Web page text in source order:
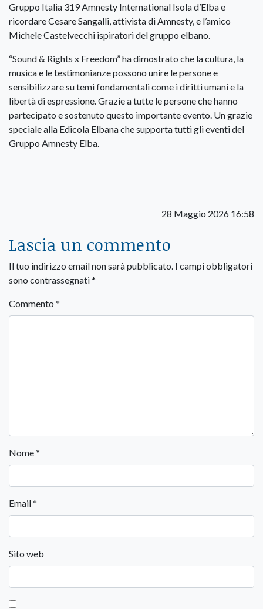
Gruppo Italia 319 Amnesty International Isola d’Elba e
ricordare Cesare Sangalli, attivista di Amnesty, e l’amico
Michele Castelvecchi ispiratori del gruppo elbano.
“Sound & Rights x Freedom” ha dimostrato che la cultura, la
musica e le testimonianze possono unire le persone e
sensibilizzare su temi fondamentali come i diritti umani e la
libertà di espressione. Grazie a tutte le persone che hanno
partecipato e sostenuto questo importante evento. Un grazie
speciale alla Edicola Elbana che supporta tutti gli eventi del
Gruppo Amnesty Elba.
28 Maggio 2026 16:58
Lascia un commento
Il tuo indirizzo email non sarà pubblicato. I campi obbligatori
sono contrassegnati*
Commento *
Nome*
Email*
Sito web